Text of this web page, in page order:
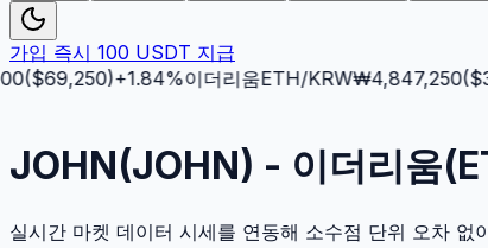
가입 즉시 100 USDT 지급
($69,250)+1.84%이더리움ETH/KRW₩4,847,250($
JOHN(JOHN) - 이더리움
실시간 마켓 데이터 시세를 연동해 소수점 단위 오차 없